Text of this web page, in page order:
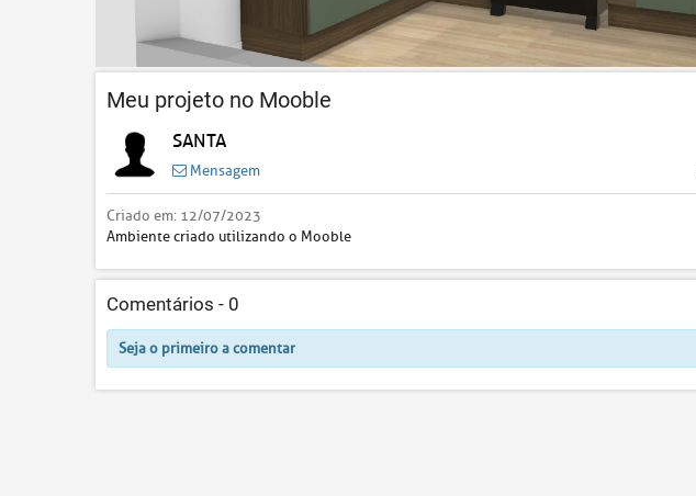
Meu projeto no Mooble
SANTA
Mensagem
Criado em: 12/07/2023
Ambiente criado utilizando o Mooble
Comentários - 0
Seja o primeiro a comentar